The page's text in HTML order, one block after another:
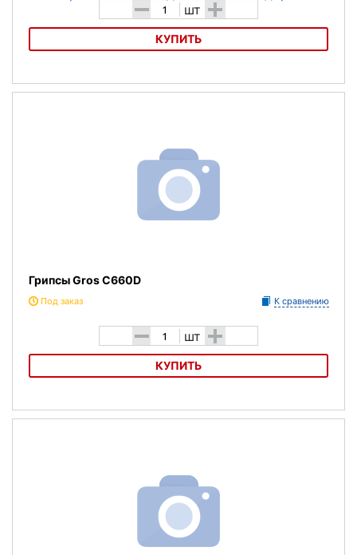
- шт +
КУПИТЬ
Грипсы Velo VLG-519AD2
Грипсы Gros C660D
Под заказ К сравнению
- шт +
КУПИТЬ
Грипсы Gros C660D